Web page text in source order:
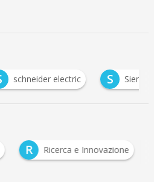
schneider electric S Siemens
R Ricerca e Innovazione